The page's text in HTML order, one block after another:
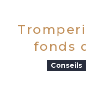
fonds
Conseils